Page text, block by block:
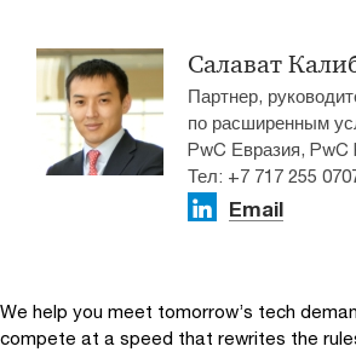
Салават
Партнер,
по расширенным
PwC Евразия,
Тел: +7 717 255
Email
We help you meet tomorrow’s tech
compete at a speed that rewrites the